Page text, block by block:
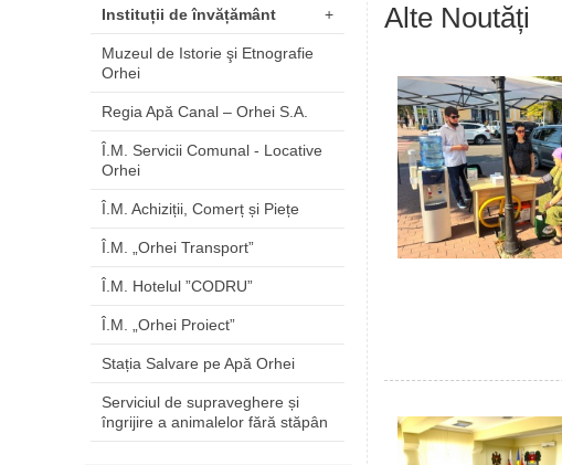
Instituții de învățământ +
Muzeul de Istorie şi Etnografie
Orhei
Regia Apă Canal – Orhei S.A.
Î.M. Servicii Comunal - Locative
Orhei
Î.M. Achiziții, Comerț și Piețe
Î.M. „Orhei Transport”
Î.M. Hotelul ”CODRU”
Î.M. „Orhei Proiect”
Stația Salvare pe Apă Orhei
Serviciul de supraveghere și
îngrijire a animalelor fără stăpân
Alte Noutăți